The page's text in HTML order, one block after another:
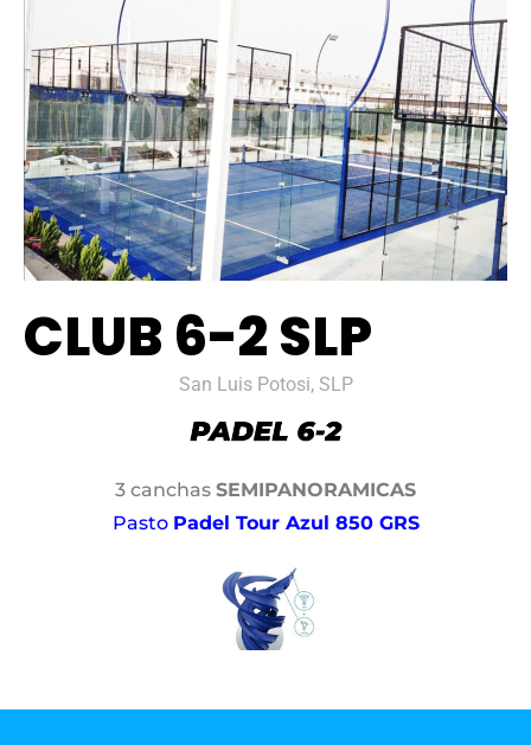
CLUB 6-2 SLP
San Luis Potosi, SLP
3 canchas SEMIPANORAMICAS
Pasto Padel Tour Azul 850 GRS